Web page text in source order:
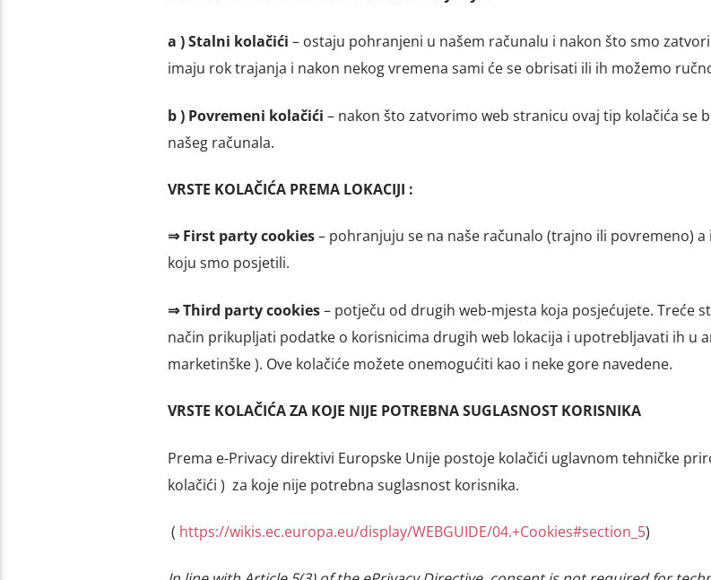
a ) Stalni kolačići – ostaju pohranjeni u našem računalu i nakon što smo
imaju rok trajanja i nakon nekog vremena sami će se obrisati ili ih možemo
b ) Povremeni kolačići – nakon što zatvorimo web stranicu ovaj tip kolačića se
našeg računala.
VRSTE KOLAČIĆA PREMA LOKACIJI :
⇒First party cookies– pohranjuju se na naše računalo (trajno ili povremeno) a
koju smo posjetili.
⇒Third party cookies– potječu od drugih web-mjesta koja posjećujete. Treće
način prikupljati podatke o korisnicima drugih web lokacija i upotrebljavati ih u
marketinške ). Ove kolačiće možete onemogućiti kao i neke gore navedene.
VRSTE KOLAČIĆA ZA KOJE NIJE POTREBNA SUGLASNOST KORISNIKA
Prema e-Privacy direktivi Europske Unije postoje kolačići uglavnom tehničke
kolačići ) za koje nije potrebna suglasnost korisnika.
( https://wikis.ec.europa.eu/display/WEBGUIDE/04.+Cookies#section_5)